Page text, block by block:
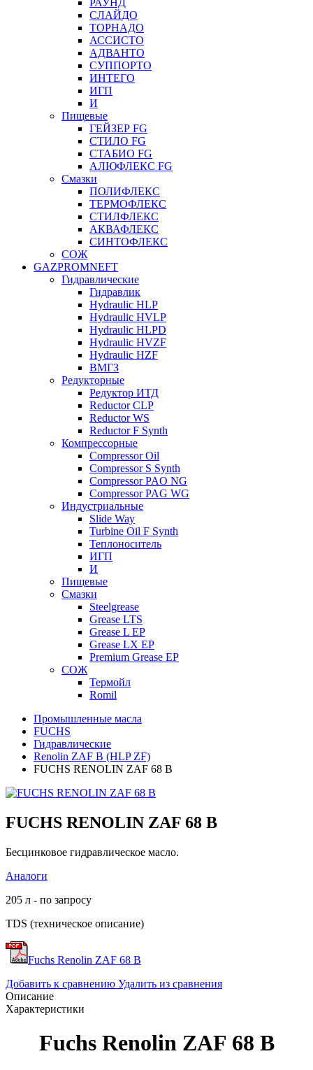
РАУНД
СЛАЙДО
ТОРНАДО
АССИСТО
АДВАНТО
СУППОРТО
ИНТЕГО
ИГП
И
Пищевые
ГЕЙЗЕР FG
СТИЛО FG
СТАБИО FG
АЛЮФЛЕКС FG
Смазки
ПОЛИФЛЕКС
ТЕРМОФЛЕКС
СТИЛФЛЕКС
АКВАФЛЕКС
СИНТОФЛЕКС
СОЖ
GAZPROMNEFT
Гидравлические
Гидравлик
Hydraulic HLP
Hydraulic HVLP
Hydraulic HLPD
Hydraulic HVZF
Hydraulic HZF
ВМГЗ
Редукторные
Редуктор ИТД
Reductor CLP
Reductor WS
Reductor F Synth
Компрессорные
Compressor Oil
Compressor S Synth
Compressor PAO NG
Compressor PAG WG
Индустриальные
Slide Way
Turbine Oil F Synth
Теплоноситель
ИГП
И
Пищевые
Смазки
Steelgrease
Grease LTS
Grease L EP
Grease LX EP
Premium Grease EP
СОЖ
Термойл
Romil
Промышленные масла
FUCHS
Гидравлические
Renolin ZAF B (HLP ZF)
FUCHS RENOLIN ZAF 68 B
FUCHS RENOLIN ZAF 68 B
Бесцинковое гидравлическое масло.
Аналоги
205 л - по запросу
TDS (техническое описание)
Fuchs Renolin ZAF 68 B
Добавить к сравнению Удалить из сравнения
Описание
Характеристики
Fuchs Renolin ZAF 68 B